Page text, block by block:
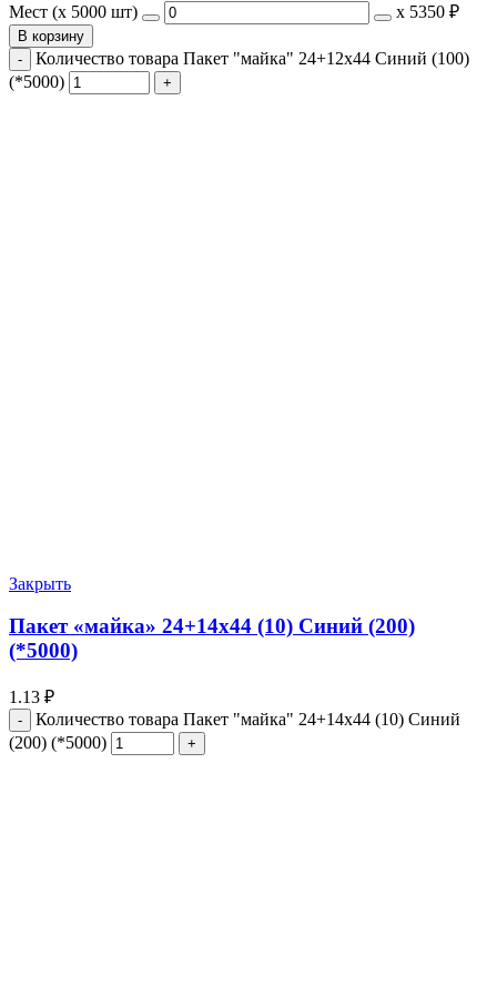
Мест (x 5000 шт)
х 5350 ₽
В корзину
Количество товара Пакет "майка" 24+12х44 Синий (100)
(*5000)
Закрыть
Пакет «майка» 24+14х44 (10) Синий (200)
(*5000)
1.13 ₽
Количество товара Пакет "майка" 24+14х44 (10) Синий
(200) (*5000)